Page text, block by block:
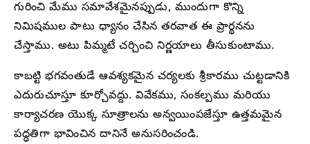
గురించి మేము సమావేశమైనప్పుడు, ముందుగా కొన్ని
నిమిషముల పాటు ధ్యానం చేసిన తరవాత ఈ ప్రార్థనను
చేస్తాము. అటు పిమ్మటే చర్చించి నిర్ణయాలు తీసుకుంటాము.
కాబట్టి భగవంతుడే ఆవశ్యకమైన చర్యలకు శ్రీకారము చుట్టడానికి
ఎదురుచూస్తూ కూర్చోవద్దు. వివేకము, సంకల్పము మరియు
కార్యాచరణ యొక్క సూత్రాలను అన్వయింపజేస్తూ ఉత్తమమైన
పద్ధతిగా భావించిన దానినే అనుసరించండి.